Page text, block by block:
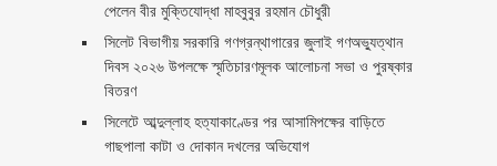
পেলেন বীর মুক্তিযোদ্ধা মাহবুবুর রহমান চৌধুরী ‎ ‎
সিলেট বিভাগীয় সরকারি গণগ্রন্থাগারের জুলাই গণঅভ্যুত্থান
দিবস ২০২৬ উপলক্ষে স্মৃতিচারণমূলক আলোচনা সভা ও পুরষ্কার
বিতরণ ‎ ‎
সিলেটে আব্দুল্লাহ হত্যাকাণ্ডের পর আসামিপক্ষের বাড়িতে
গাছপালা কাটা ও দোকান দখলের অভিযোগ